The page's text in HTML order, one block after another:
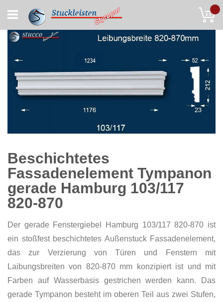
to
Content
Beschichtetes
Fassadenelement Tympanon
gerade Hamburg 103/117
820-870
Der gerade Fenstergiebel Hamburg 103/117 820-870 ist
ein stoßfest beschichtetes Außenstuck Fassadenelement,
das zur Verzierung von Türen und Fenstern mit
Laibungsbreiten von 820-870 mm konzipiert ist und mit
Farben auf Wasserbasis gestrichen werden kann. Das
gerade Tympanon besteht im oberen Teil aus zwei Stufen,